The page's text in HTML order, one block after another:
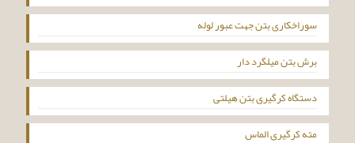
سوراخکاری بتن جهت عبور لوله
برش بتن میلگرد دار
دستگاه کرگیری بتن هیلتی
مته کرگیری الماس